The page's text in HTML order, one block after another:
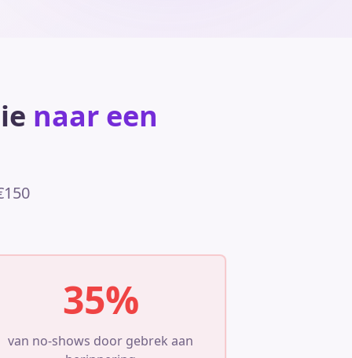
naar een
35%
van no-shows door gebrek aan